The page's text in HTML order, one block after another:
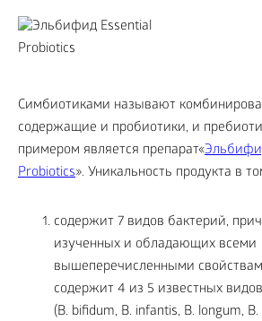
Симбиотиками называют
содержащие и пробиотики, и
примером является препарат«
Probiotics». Уникальность продукта в
содержит 7 видов бактерий,
изученных и обладающих всеми
вышеперечисленными
содержит 4 из 5 известных
(B. bifidum, B. infantis, B. longum,